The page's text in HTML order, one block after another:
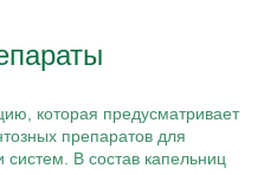
которая предусматривает
препаратов для
В состав капельниц